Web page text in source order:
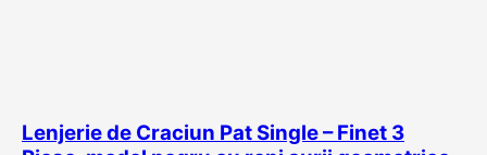
Lenjerie de Craciun Pat Single – Finet 3